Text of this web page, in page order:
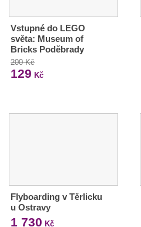
Vstupné do LEGO
světa: Museum of
Bricks Poděbrady
200 Kč
129 Kč
Flyboarding v Těrlicku
u Ostravy
1 730 Kč